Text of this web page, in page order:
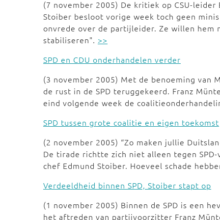
(7 november 2005) De kritiek op CSU-
Stoiber besloot vorige week toch geen
onvrede over de partijleider. Ze willen hem
stabiliseren". >>
SPD en CDU onderhandelen verder
(3 november 2005) Met de benoeming
de rust in de SPD teruggekeerd. Franz
eind volgende week de
SPD tussen grote coalitie en eigen toekomst
(2 november 2005) “Zo maken jullie
De tirade richtte zich niet alleen tegen
chef Edmund Stoiber. Hoeveel schade
Verdeeldheid binnen SPD, Stoiber stapt op
(1 november 2005) Binnen de SPD is een
het aftreden van partijvoorzitter Franz